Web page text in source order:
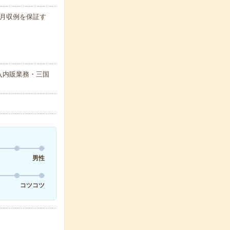
収例を保証す
販業務・三国
男性
コツコツ